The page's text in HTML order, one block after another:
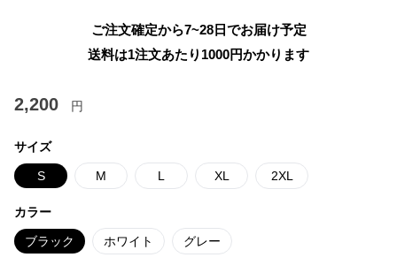
ご注文確定から7~28日でお届け予定
送料は1注文あたり 1000円かかります
2,200 円
サイズ
S M L XL 2XL
カラー
ブラック ホワイト グレー